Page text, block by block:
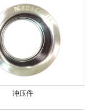
冲压件